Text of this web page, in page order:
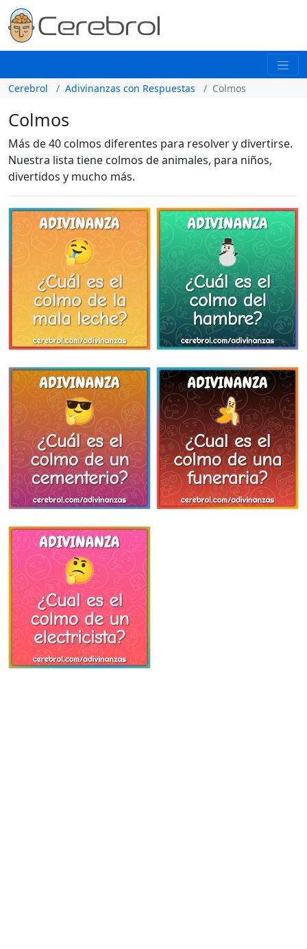
Cerebrol Adivinanzas con Respuestas Colmos
Colmos
Más de 40 colmos diferentes para resolver y divertirse.
Nuestra lista tiene colmos de animales, para niños,
divertidos y mucho más.